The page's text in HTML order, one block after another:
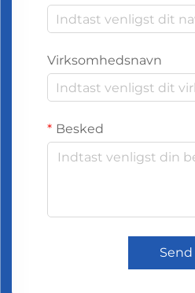
Virksomhedsnavn
Besked
Send